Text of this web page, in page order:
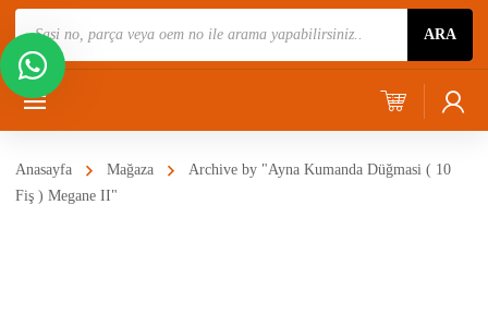
Ara
ARA
Anasayfa Mağaza
Archive by "Ayna Kumanda Düğmasi ( 10
Fiş ) Megane II"